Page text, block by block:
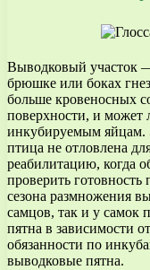
Выводковый участок
брюшке или боках
больше кровеносных
поверхности, и может
инкубируемым яйцам.
птица не отловлена
реабилитацию, когда
проверить
сезона размножения
самцов, так и у самок
пятна в зависимости
обязанности по
выводковые пятна.